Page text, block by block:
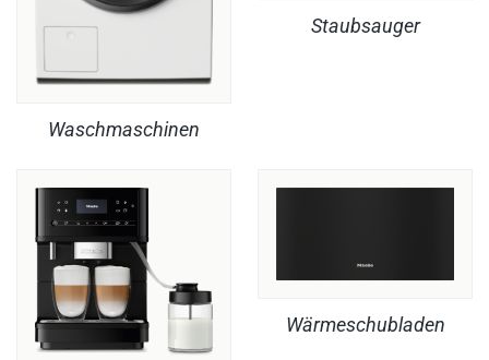
Waschmaschinen
Staubsauger
Wärmeschubladen